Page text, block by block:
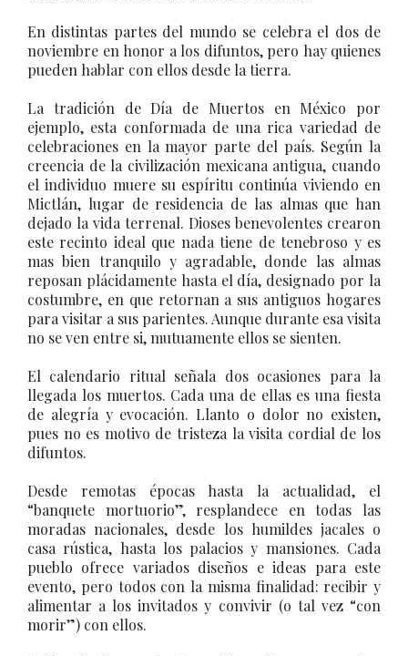
En distintas partes del mundo se celebra el dos de
noviembre en honor a los difuntos, pero hay quienes
pueden hablar con ellos desde la tierra.
La tradición de Día de Muertos en México por
ejemplo, esta conformada de una rica variedad de
celebraciones en la mayor parte del país. Según la
creencia de la civilización mexicana antigua, cuando
el individuo muere su espíritu continúa viviendo en
Mictlán, lugar de residencia de las almas que han
dejado la vida terrenal. Dioses benevolentes crearon
este recinto ideal que nada tiene de tenebroso y es
mas bien tranquilo y agradable, donde las almas
reposan plácidamente hasta el día, designado por la
costumbre, en que retornan a sus antiguos hogares
para visitar a sus parientes. Aunque durante esa visita
no se ven entre si, mutuamente ellos se sienten.
El calendario ritual señala dos ocasiones para la
llegada los muertos. Cada una de ellas es una fiesta
de alegría y evocación. Llanto o dolor no existen,
pues no es motivo de tristeza la visita cordial de los
difuntos.
Desde remotas épocas hasta la actualidad, el
“banquete mortuorio”, resplandece en todas las
moradas nacionales, desde los humildes jacales o
casa rústica, hasta los palacios y mansiones. Cada
pueblo ofrece variados diseños e ideas para este
evento, pero todos con la misma finalidad: recibir y
alimentar a los invitados y convivir (o tal vez “con
morir”) con ellos.